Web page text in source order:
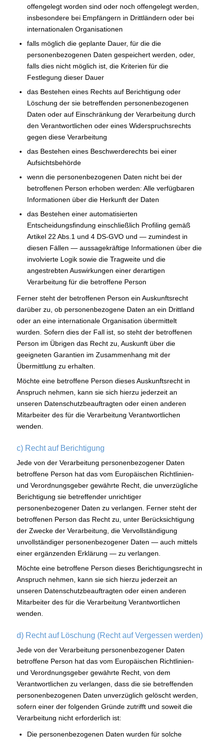
offengelegt worden sind oder noch offengelegt werden,
insbesondere bei Empfängern in Drittländern oder bei
internationalen Organisationen
falls möglich die geplante Dauer, für die die
personenbezogenen Daten gespeichert werden, oder,
falls dies nicht möglich ist, die Kriterien für die
Festlegung dieser Dauer
das Bestehen eines Rechts auf Berichtigung oder
Löschung der sie betreffenden personenbezogenen
Daten oder auf Einschränkung der Verarbeitung durch
den Verantwortlichen oder eines Widerspruchsrechts
gegen diese Verarbeitung
das Bestehen eines Beschwerderechts bei einer
Aufsichtsbehörde
wenn die personenbezogenen Daten nicht bei der
betroffenen Person erhoben werden: Alle verfügbaren
Informationen über die Herkunft der Daten
das Bestehen einer automatisierten
Entscheidungsfindung einschließlich Profiling gemäß
Artikel 22 Abs.1 und 4 DS-GVO und — zumindest in
diesen Fällen — aussagekräftige Informationen über die
involvierte Logik sowie die Tragweite und die
angestrebten Auswirkungen einer derartigen
Verarbeitung für die betroffene Person
Ferner steht der betroffenen Person ein Auskunftsrecht
darüber zu, ob personenbezogene Daten an ein Drittland
oder an eine internationale Organisation übermittelt
wurden. Sofern dies der Fall ist, so steht der betroffenen
Person im Übrigen das Recht zu, Auskunft über die
geeigneten Garantien im Zusammenhang mit der
Übermittlung zu erhalten.
Möchte eine betroffene Person dieses Auskunftsrecht in
Anspruch nehmen, kann sie sich hierzu jederzeit an
unseren Datenschutzbeauftragten oder einen anderen
Mitarbeiter des für die Verarbeitung Verantwortlichen
wenden.
c) Recht auf Berichtigung
Jede von der Verarbeitung personenbezogener Daten
betroffene Person hat das vom Europäischen Richtlinien-
und Verordnungsgeber gewährte Recht, die unverzügliche
Berichtigung sie betreffender unrichtiger
personenbezogener Daten zu verlangen. Ferner steht der
betroffenen Person das Recht zu, unter Berücksichtigung
der Zwecke der Verarbeitung, die Vervollständigung
unvollständiger personenbezogener Daten — auch mittels
einer ergänzenden Erklärung — zu verlangen.
Möchte eine betroffene Person dieses Berichtigungsrecht in
Anspruch nehmen, kann sie sich hierzu jederzeit an
unseren Datenschutzbeauftragten oder einen anderen
Mitarbeiter des für die Verarbeitung Verantwortlichen
wenden.
d) Recht auf Löschung (Recht auf Vergessen werden)
Jede von der Verarbeitung personenbezogener Daten
betroffene Person hat das vom Europäischen Richtlinien-
und Verordnungsgeber gewährte Recht, von dem
Verantwortlichen zu verlangen, dass die sie betreffenden
personenbezogenen Daten unverzüglich gelöscht werden,
sofern einer der folgenden Gründe zutrifft und soweit die
Verarbeitung nicht erforderlich ist:
Die personenbezogenen Daten wurden für solche